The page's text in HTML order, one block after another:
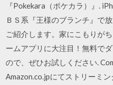
『Pokekara（ポケカラ）』.
ＢＳ系『王様のブランチ』で
ご紹介します。家にこもりが
ームアプリに大注目！無料で
ので、ぜひお試しください.
Amazon.co.jpにてストリーミ